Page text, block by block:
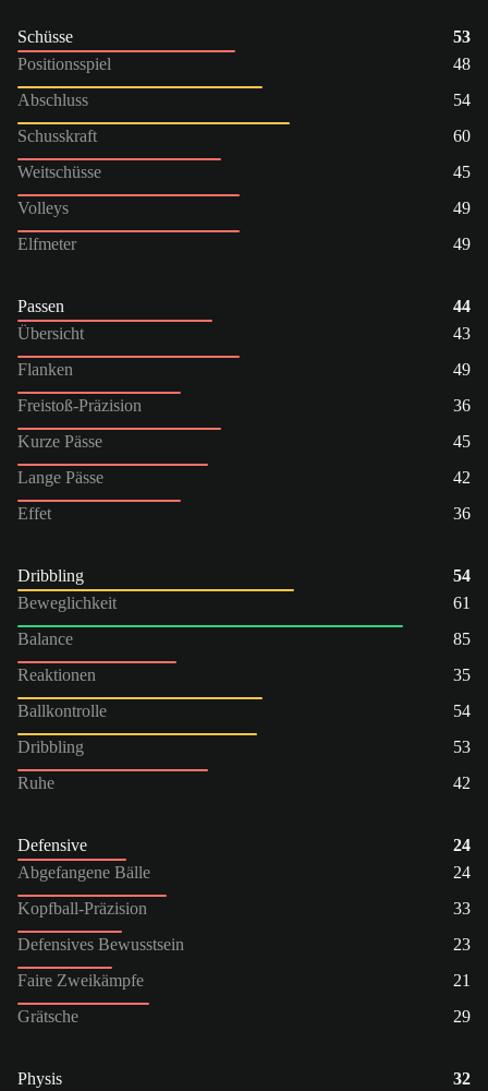
Schüsse
53
Positionsspiel
48
Abschluss
54
Schusskraft
60
Weitschüsse
45
Volleys
49
Elfmeter
49
Passen
44
Übersicht
43
Flanken
49
Freistoß-Präzision
36
Kurze Pässe
45
Lange Pässe
42
Effet
36
Dribbling
54
Beweglichkeit
61
Balance
85
Reaktionen
35
Ballkontrolle
54
Dribbling
53
Ruhe
42
Defensive
24
Abgefangene Bälle
24
Kopfball-Präzision
33
Defensives Bewusstsein
23
Faire Zweikämpfe
21
Grätsche
29
Physis
32